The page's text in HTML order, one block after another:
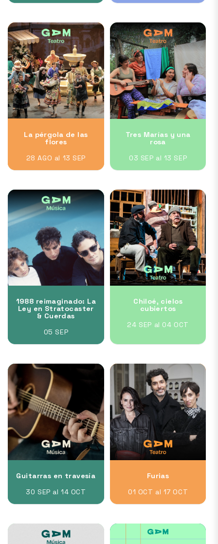
La pérgola de las
flores
28 AGO al 13 SEP
Tres Marías y una
rosa
03 SEP al 13 SEP
1988 reimaginado: La
Ley en Stratocaster
& Cuerdas
05 SEP
Chiloé, cielos
cubiertos
24 SEP al 04 OCT
Guitarras en travesía
30 SEP al 14 OCT
Furias
01 OCT al 17 OCT